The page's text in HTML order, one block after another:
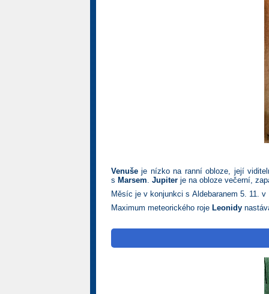
Venuše je nízko na ranní obloze, její
s Marsem. Jupiter je na obloze večerní,
Měsíc je v konjunkci s Aldebaranem 5. 11.
Maximum meteorického roje Leonidy